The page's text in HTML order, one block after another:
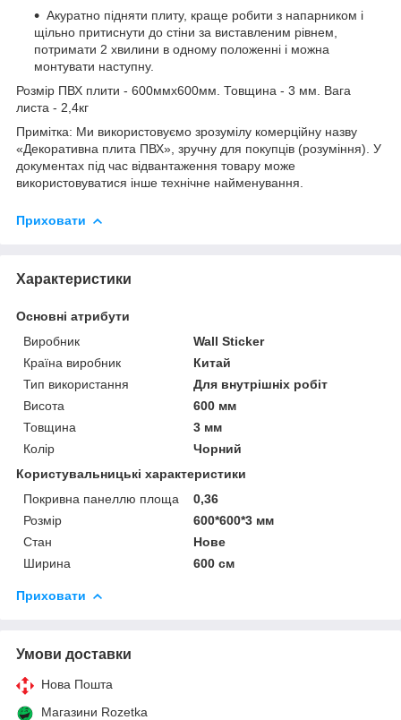
Акуратно підняти плиту, краще робити з напарником і
щільно притиснути до стіни за виставленим рівнем,
потримати 2 хвилини в одному положенні і можна
монтувати наступну.
Розмір ПВХ плити - 600ммх600мм. Товщина - 3 мм. Вага
листа - 2,4кг
Примітка: Ми використовуємо зрозумілу комерційну назву
«Декоративна плита ПВХ», зручну для покупців (розуміння). У
документах під час відвантаження товару може
використовуватися інше технічне найменування.
Приховати
Характеристики
Основні атрибути
Виробник
Wall Sticker
Країна виробник
Китай
Тип використання
Для внутрішніх робіт
Висота
600 мм
Товщина
3 мм
Колір
Чорний
Користувальницькі характеристики
Покривна панеллю площа
0,36
Розмір
600*600*3 мм
Стан
Нове
Ширина
600 см
Приховати
Умови доставки
Нова Пошта
Магазини Rozetka